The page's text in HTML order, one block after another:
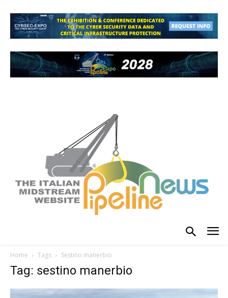
Home Tags Sestino manerbio
Tag: sestino manerbio